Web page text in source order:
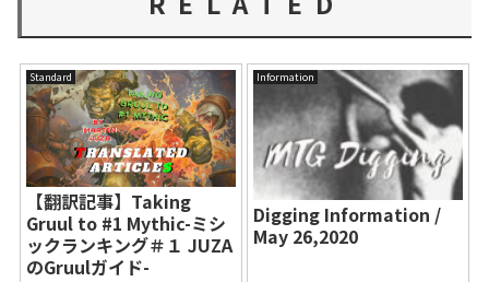
Standard
【翻訳記事】Taking
Gruul to #1 Mythic-ミシ
ックランキング＃１ JUZA
のGruulガイド-
Information
Digging Information /
May 26,2020